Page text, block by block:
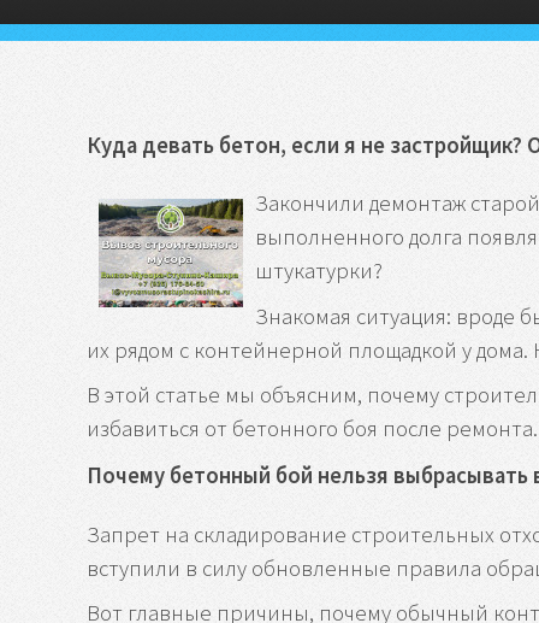
Куда девать бетон, если я не
Закончили демонтаж
выполненного долга
штукатурки?
Знакомая ситуация: вроде
их рядом с контейнерной площадкой у
В этой статье мы объясним, почему
избавиться от бетонного боя после ремонта.
Почему бетонный бой нельзя выбрасывать
Запрет на складирование строительных
вступили в силу обновленные правила
Вот главные причины, почему обычный